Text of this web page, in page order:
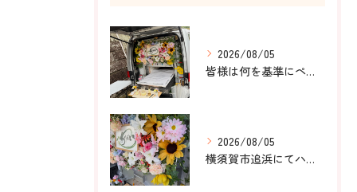
2026/08/05
皆様は何を基準にペット葬儀社を選びますか？
2026/08/05
横須賀市追浜にてハムスターのみかんちゃんのペット火葬のお手伝...